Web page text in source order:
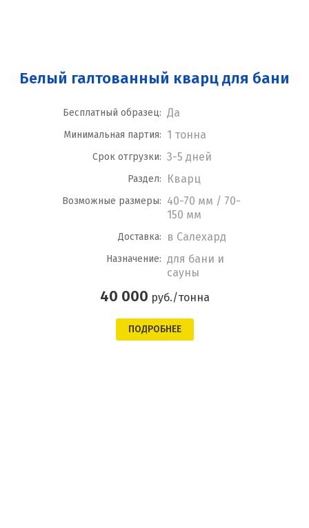
Белый галтованный кварц для бани
Бесплатный образец: Да
Минимальная партия: 1 тонна
Срок отгрузки: 3-5 дней
Раздел: Кварц
Возможные размеры: 40-70 мм / 70-
150 мм
Доставка: в Салехард
Назначение: для бани и
сауны
40 000 руб./тонна
ПОДРОБНЕЕ